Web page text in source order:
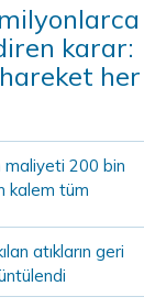
karar:
her
maliyeti 200 bin
kalem tüm
atıkların geri